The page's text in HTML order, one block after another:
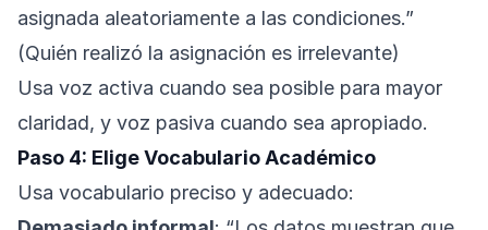
asignada aleatoriamente a las condiciones.”
(Quién realizó la asignación es irrelevante)
Usa voz activa cuando sea posible para mayor
claridad, y voz pasiva cuando sea apropiado.
Paso 4: Elige Vocabulario Académico
Usa vocabulario preciso y adecuado: